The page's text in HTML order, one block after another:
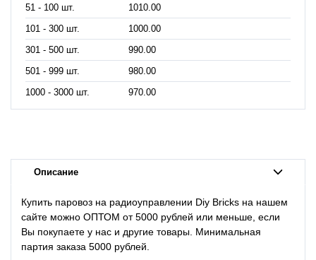
51 - 100 шт.
1010.00
101 - 300 шт.
1000.00
301 - 500 шт.
990.00
501 - 999 шт.
980.00
1000 - 3000 шт.
970.00
Описание
Купить паровоз на радиоуправлении Diy Bricks на нашем
сайте можно ОПТОМ от 5000 рублей или меньше, если
Вы покупаете у нас и другие товары. Минимальная
партия заказа 5000 рублей.